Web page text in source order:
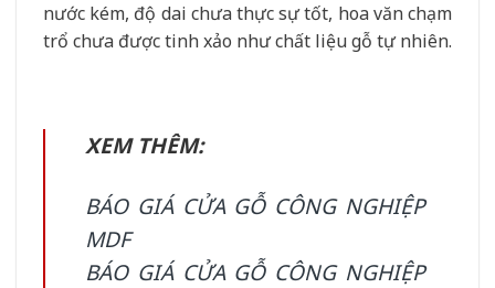
nước kém, độ dai chưa thực sự tốt, hoa văn chạm
trổ chưa được tinh xảo như chất liệu gỗ tự nhiên.
XEM THÊM:
BÁO GIÁ CỬA GỖ CÔNG NGHIỆP
MDF
BÁO GIÁ CỬA GỖ CÔNG NGHIỆP